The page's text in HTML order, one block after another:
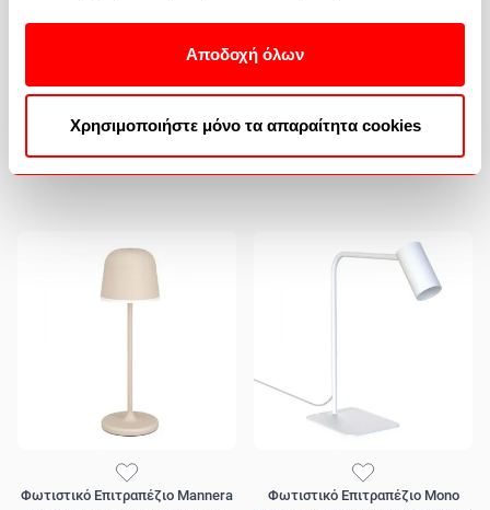
Αποδοχή όλων
Χρησιμοποιήστε μόνο τα απαραίτητα cookies
900458 11x34cm Led White Eglo
900459 11x34cm Led Brown Eglo
Φωτιστικό Επιτραπέζιο Mannera
Φωτιστικό Επιτραπέζιο Mono